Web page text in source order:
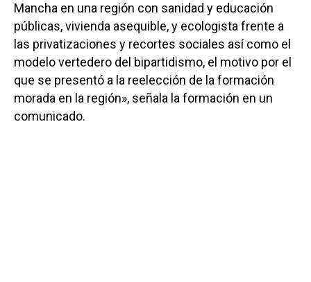
Mancha en una región con sanidad y educación
públicas, vivienda asequible, y ecologista frente a
las privatizaciones y recortes sociales así como el
modelo vertedero del bipartidismo, el motivo por el
que se presentó a la reelección de la formación
morada en la región», señala la formación en un
comunicado.